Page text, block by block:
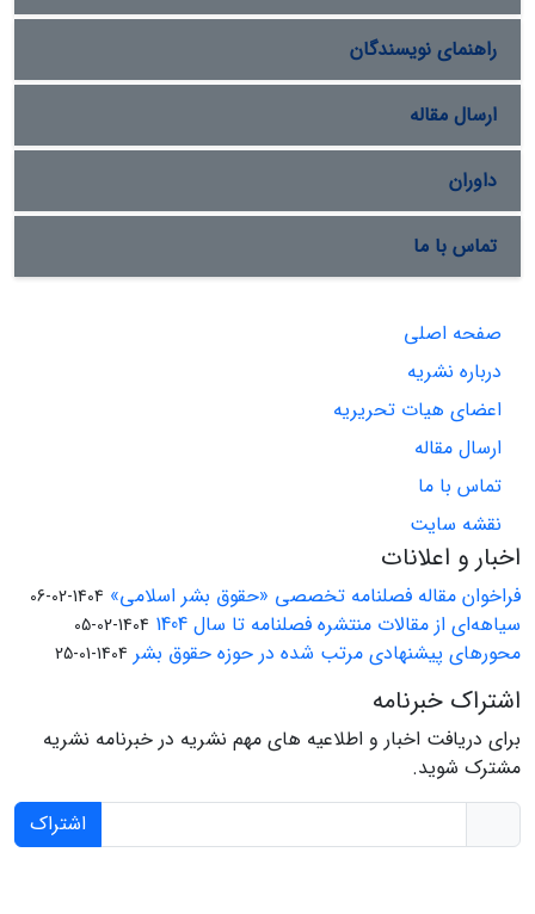
راهنمای نویسندگان
ارسال مقاله
داوران
تماس با ما
صفحه اصلی
درباره نشریه
اعضای هیات تحریریه
ارسال مقاله
تماس با ما
نقشه سایت
اخبار و اعلانات
فراخوان مقاله فصلنامه تخصصی «حقوق بشر اسلامی» 1404-02-06
سیاهه‌ای از مقالات منتشره فصلنامه تا سال 1404 1404-02-05
محورهای پیشنهادی مرتب شده در حوزه حقوق بشر 1404-01-25
اشتراک خبرنامه
برای دریافت اخبار و اطلاعیه های مهم نشریه در خبرنامه نشریه
مشترک شوید.
اشتراک